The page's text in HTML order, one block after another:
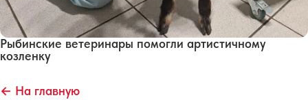
Рыбинские ветеринары помогли артистичному
козленку
← На главную